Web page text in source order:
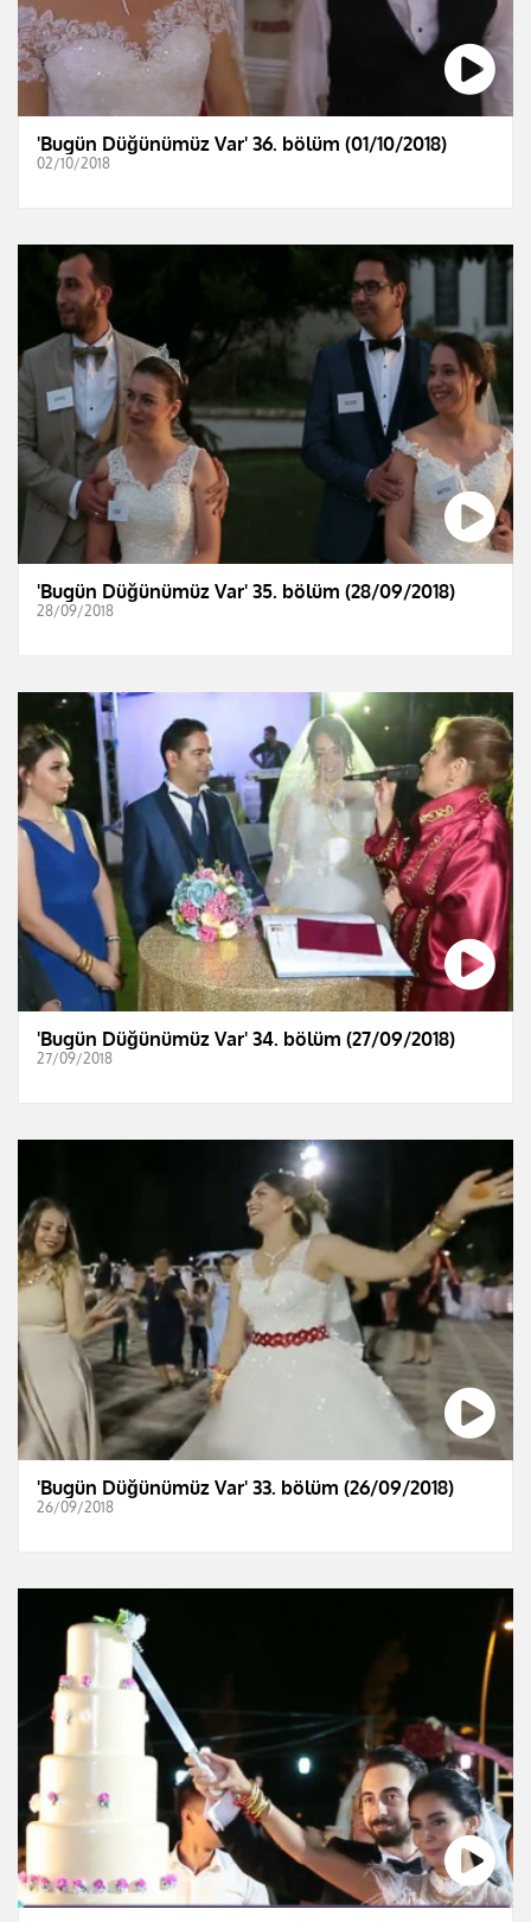
'Bugün Düğünümüz Var' 36. bölüm (01/10/2018)
02/10/2018
'Bugün Düğünümüz Var' 35. bölüm (28/09/2018)
28/09/2018
'Bugün Düğünümüz Var' 34. bölüm (27/09/2018)
27/09/2018
'Bugün Düğünümüz Var' 33. bölüm (26/09/2018)
26/09/2018